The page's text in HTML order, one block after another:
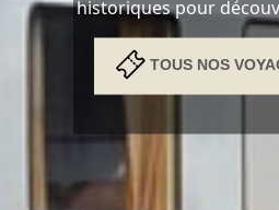
historiques pour
TOUS NOS